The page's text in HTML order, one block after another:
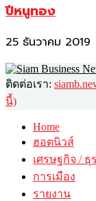
ปีหนูทอง
25 ธันวาคม 2019
ติดต่อเรา:
นี้)
Home
ฮอตนิวส์
เศรษฐกิจ / ธุ
การเมือง
รายงาน